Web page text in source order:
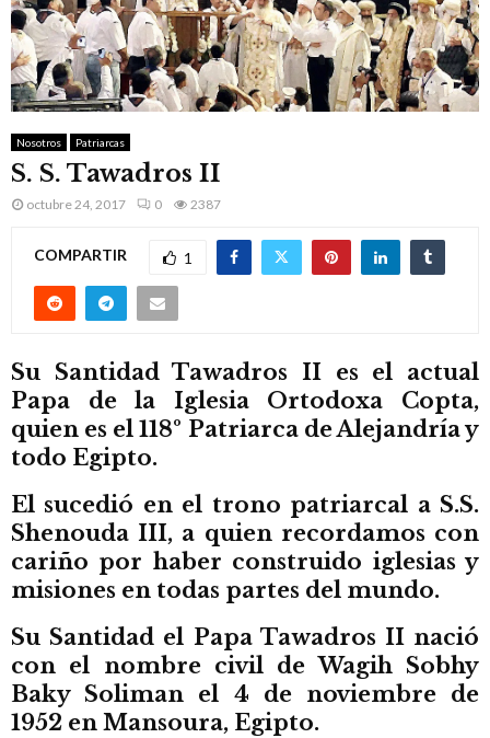
E
N
U
Nosotros Patriarcas
S. S. Tawadros II
octubre 24, 2017 0 2387
COMPARTIR 1
Su Santidad Tawadros II es el actual
Papa de la Iglesia Ortodoxa Copta,
quien es el 118º Patriarca de Alejandría y
todo Egipto.
El sucedió en el trono patriarcal a S.S.
Shenouda III, a quien recordamos con
cariño por haber construido iglesias y
misiones en todas partes del mundo.
Su Santidad el Papa Tawadros II nació
con el nombre civil de Wagih Sobhy
Baky Soliman el 4 de noviembre de
1952 en Mansoura, Egipto.